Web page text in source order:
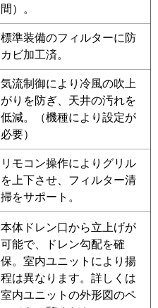
間）。
標準装備のフィルターに防
カビ加工済。
気流制御により冷風の吹上
がりを防ぎ、天井の汚れを
低減。（機種により設定が
必要）
リモコン操作によりグリル
を上下させ、フィルター清
掃をサポート。
本体ドレン口から立上げが
可能で、ドレン勾配を確
保。室内ユニットにより揚
程は異なります。詳しくは
室内ユニットの外形図のペ